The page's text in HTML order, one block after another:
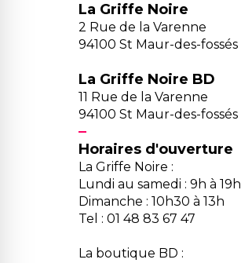
La Griffe Noire
2 Rue de la Varenne
94100 St Maur-des-fossés
La Griffe Noire BD
11 Rue de la Varenne
94100 St Maur-des-fossés
Horaires d'ouverture
La Griffe Noire :
Lundi au samedi : 9h à 19h
Dimanche : 10h30 à 13h
Tel : 01 48 83 67 47
La boutique BD :